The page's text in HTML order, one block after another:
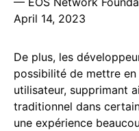
April 14, 2023
De plus, les
possibilité de mettre
utilisateur, supprimant
traditionnel dans
une expérience